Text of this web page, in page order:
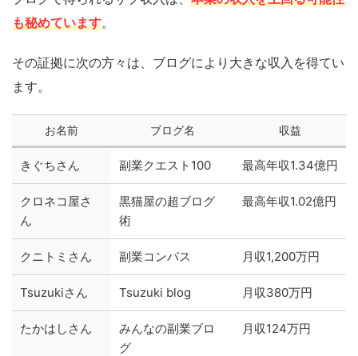
も秘めています。
その証拠に次の方々は、ブログにより大きな収入を得てい
ます。
お名前 ブログ名 収益
きぐちさん 副業クエスト100 最高年収1.34億円
クロネコ屋さ
ん
黒猫屋の超ブログ
術
最高年収1.02億円
クニトミさん 副業コンパス 月収1,200万円
Tsuzukiさん Tsuzuki blog 月収380万円
たかはしさん
みんなの副業ブロ
グ
月収124万円